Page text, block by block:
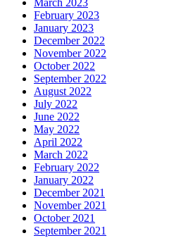
March 2023
February 2023
January 2023
December 2022
November 2022
October 2022
September 2022
August 2022
July 2022
June 2022
May 2022
April 2022
March 2022
February 2022
January 2022
December 2021
November 2021
October 2021
September 2021